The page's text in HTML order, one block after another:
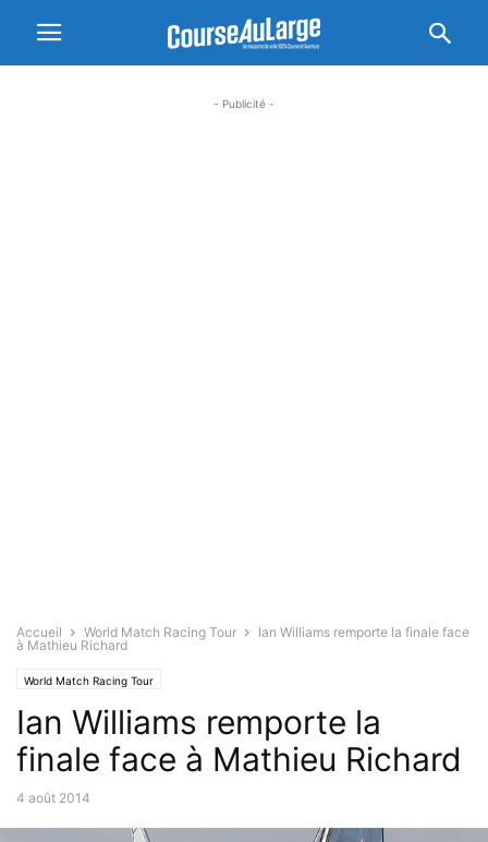
- Publicité -
Accueil World Match Racing Tour
Ian Williams remporte la finale face
à Mathieu Richard
World Match Racing Tour
Ian Williams remporte la
finale face à Mathieu Richard
4 août 2014